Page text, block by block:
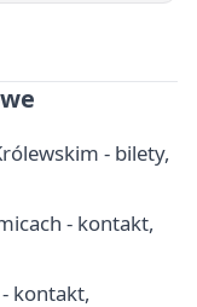
- bilety,
- kontakt,
kontakt,